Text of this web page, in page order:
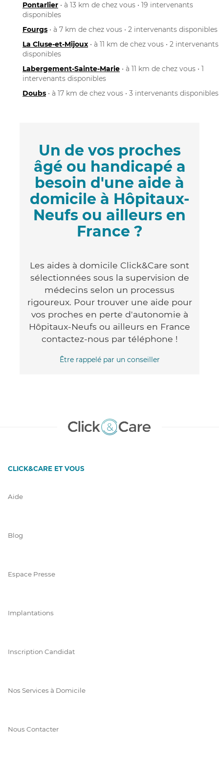
Pontarlier • à 13 km de chez vous • 19 intervenants
disponibles
Fourgs • à 7 km de chez vous • 2 intervenants disponibles
La Cluse-et-Mijoux • à 11 km de chez vous • 2 intervenants
disponibles
Labergement-Sainte-Marie • à 11 km de chez vous • 1
intervenants disponibles
Doubs • à 17 km de chez vous • 3 intervenants disponibles
Un de vos proches
âgé ou handicapé a
besoin d'une aide à
domicile à Hôpitaux-
Neufs ou ailleurs en
France ?
Les aides à domicile Click&Care sont
sélectionnées sous la supervision de
médecins selon un processus
rigoureux. Pour trouver une aide pour
vos proches en perte d'autonomie à
Hôpitaux-Neufs ou ailleurs en France
contactez-nous par téléphone !
Être rappelé par un conseiller
CLICK&CARE ET VOUS
Aide
Blog
Espace Presse
Implantations
Inscription Candidat
Nos Services à Domicile
Nous Contacter